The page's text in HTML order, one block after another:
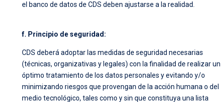
el banco de datos de CDS deben ajustarse a la realidad.
f. Principio de seguridad:
CDS deberá adoptar las medidas de seguridad necesarias
(técnicas, organizativas y legales) con la finalidad de realizar un
óptimo tratamiento de los datos personales y evitando y/o
minimizando riesgos que provengan de la acción humana o del
medio tecnológico, tales como y sin que constituya una lista